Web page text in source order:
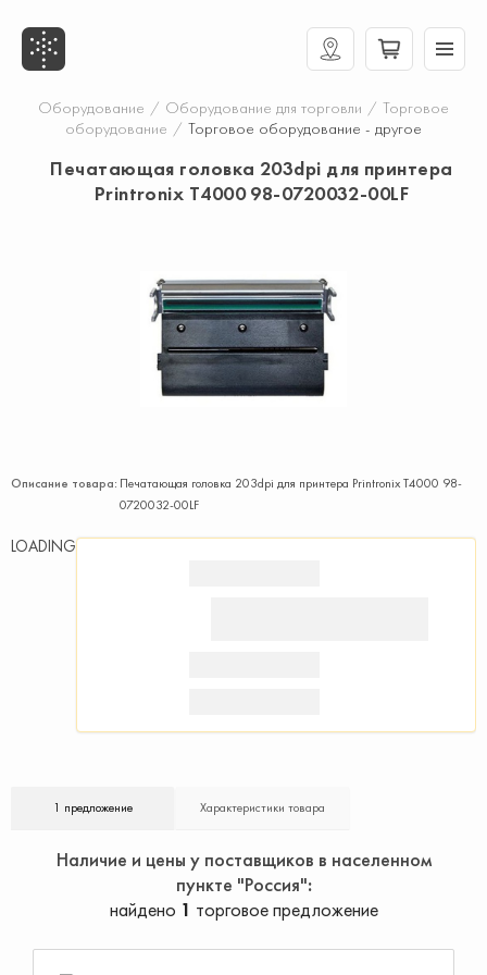
Оборудование / Оборудование для торговли / Торговое
оборудование / Торговое оборудование - другое
Печатающая головка 203dpi для принтера
Printronix T4000 98-0720032-00LF
Описание товара: Печатающая головка 203dpi для принтера Printronix T4000 98-
0720032-00LF
LOADING
1 предложение Характеристики товара
Наличие и цены у поставщиков в населенном
пункте "Россия"
найдено 1 торговое предложение